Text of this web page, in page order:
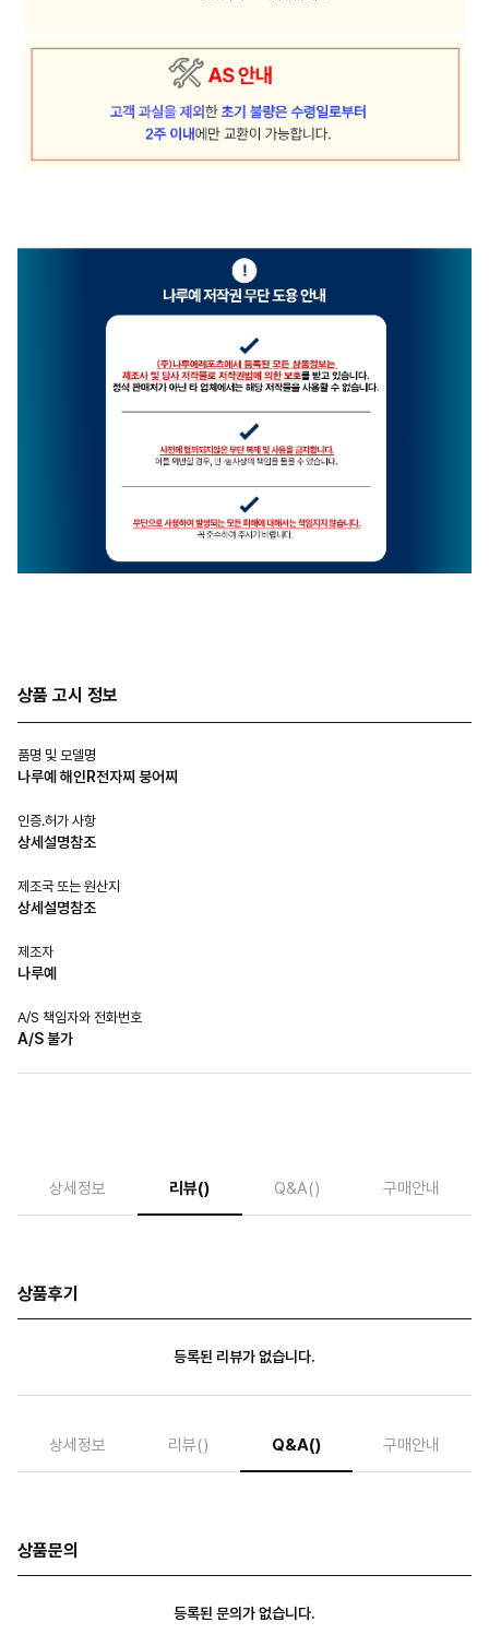
상품 고시 정보
품명 및 모델명
나루예 해인R전자찌 붕어찌
인증.허가 사항
상세설명참조
제조국 또는 원산지
상세설명참조
제조자
나루예
A/S 책임자와 전화번호
A/S 불가
상세정보 리뷰() Q&A() 구매안내
상품후기
등록된 리뷰가 없습니다.
상세정보 리뷰() Q&A() 구매안내
상품문의
등록된 문의가 없습니다.